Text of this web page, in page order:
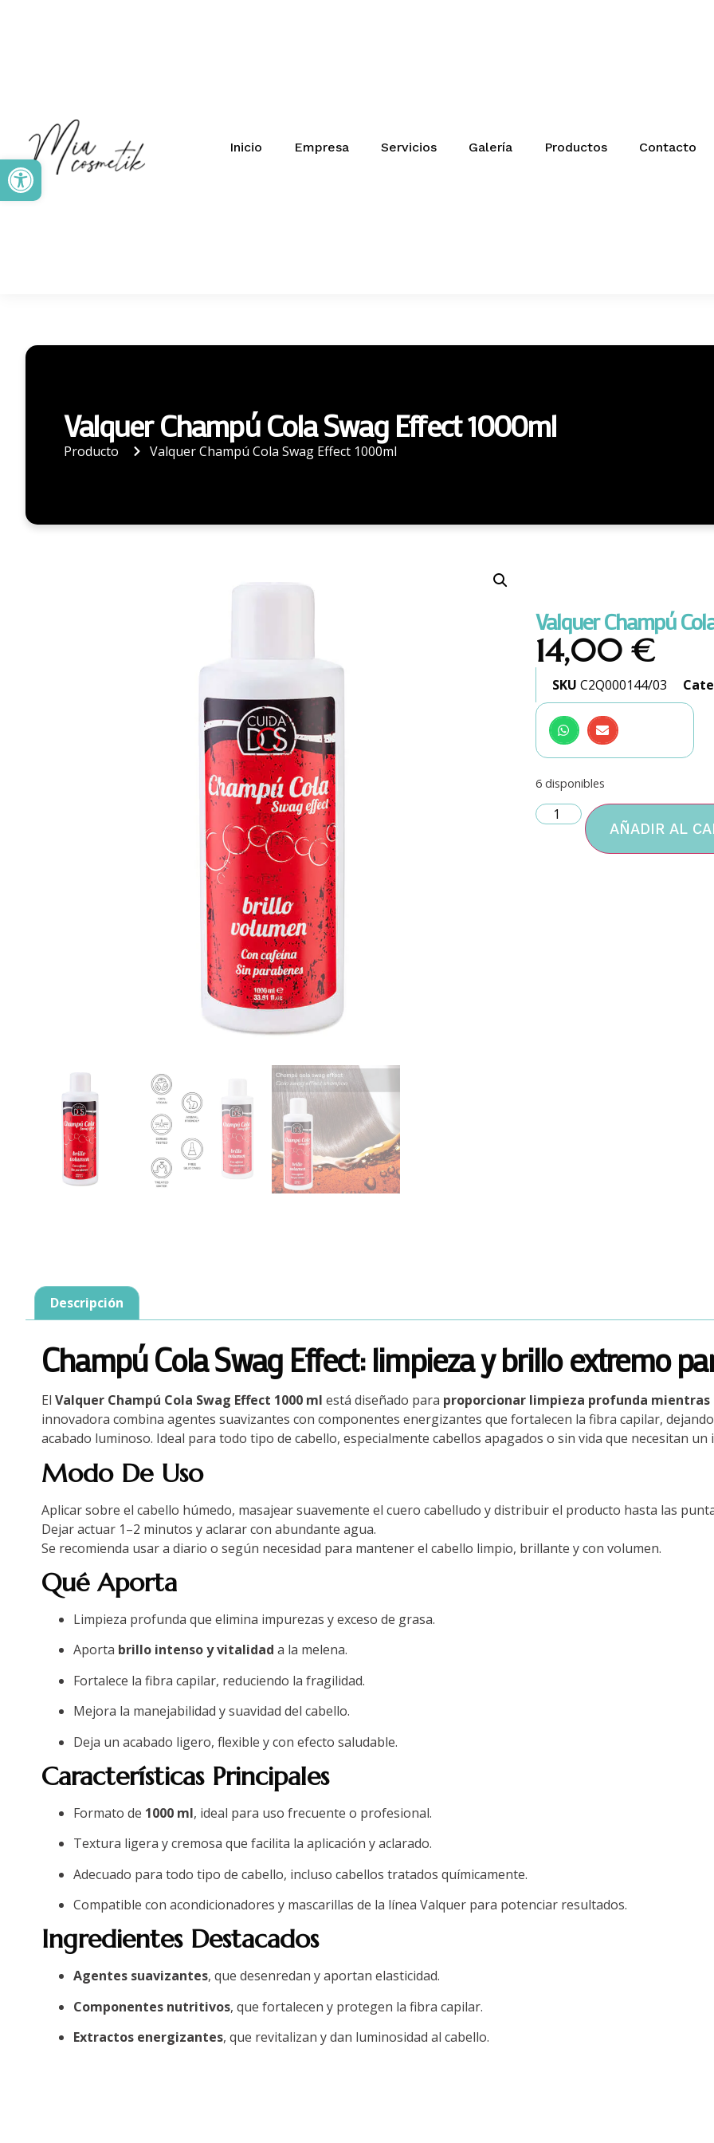
Abrir barra de herramientas
Inicio Empresa Servicios Galería Productos Contacto
Valquer Champú Cola Swag Effect 1000ml
Producto Valquer Champú Cola Swag Effect 1000ml
Valquer Champú
14,00€
SKU C2Q000144/03
6 disponibles
AÑADIR AL
Descripción
Champú Cola Swag Effect: limpieza y brillo extremo
El Valquer Champú Cola Swag Effect 1000 ml está diseñado para proporcionar limpieza profunda
innovadora combina agentes suavizantes con componentes energizantes que fortalecen la fibra capilar,
acabado luminoso. Ideal para todo tipo de cabello, especialmente cabellos apagados o sin vida que necesitan
Modo De Uso
Aplicar sobre el cabello húmedo, masajear suavemente el cuero cabelludo y distribuir el producto hasta las
Dejar actuar 1–2 minutos y aclarar con abundante agua.
Se recomienda usar a diario o según necesidad para mantener el cabello limpio, brillante y con volumen.
Qué Aporta
Limpieza profunda que elimina impurezas y exceso de grasa.
Aporta brillo intenso y vitalidad a la melena.
Fortalece la fibra capilar, reduciendo la fragilidad.
Mejora la manejabilidad y suavidad del cabello.
Deja un acabado ligero, flexible y con efecto saludable.
Características Principales
Formato de 1000 ml, ideal para uso frecuente o profesional.
Textura ligera y cremosa que facilita la aplicación y aclarado.
Adecuado para todo tipo de cabello, incluso cabellos tratados químicamente.
Compatible con acondicionadores y mascarillas de la línea Valquer para potenciar resultados.
Ingredientes Destacados
Agentes suavizantes, que desenredan y aportan elasticidad.
Componentes nutritivos, que fortalecen y protegen la fibra capilar.
Extractos energizantes, que revitalizan y dan luminosidad al cabello.